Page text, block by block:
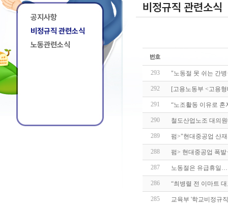
공지사항
비정규직 관련소식
노동관련소식
비정규직 관련소식
293 "노동절 못 쉬는 간
292 [고용노동부 <고용
291 “노조활동 이유로
290 철도산업노조 대의
289 펌>"현대중공업 산
288 펌> 현대중공업 폭
287 노동절은 유급휴일
286 “최병렬 전 이마트
285 교육부 '학교비정규